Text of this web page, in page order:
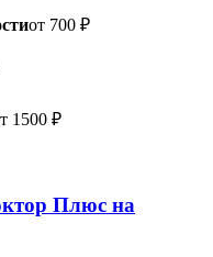
от 700 ₽
1500 ₽
Плюс на